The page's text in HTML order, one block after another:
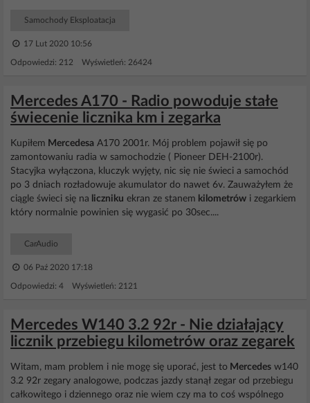
Samochody Eksploatacja
17 Lut 2020 10:56
Odpowiedzi: 212 Wyświetleń: 26424
Mercedes A170 - Radio powoduje stałe
świecenie licznika km i zegarka
Kupiłem Mercedesa A170 2001r. Mój problem pojawił się po
zamontowaniu radia w samochodzie ( Pioneer DEH-2100r).
Stacyjka wyłączona, kluczyk wyjęty, nic się nie świeci a samochód
po 3 dniach rozładowuje akumulator do nawet 6v. Zauważyłem że
ciągle świeci się na liczniku ekran ze stanem kilometrów i zegarkiem
który normalnie powinien się wygasić po 30sec....
CarAudio
06 Paź 2020 17:18
Odpowiedzi: 4 Wyświetleń: 2121
Mercedes W140 3.2 92r - Nie działający
licznik przebiegu kilometrów oraz zegarek
Witam, mam problem i nie mogę się uporać, jest to Mercedes w140
3.2 92r zegary analogowe, podczas jazdy stanął zegar od przebiegu
całkowitego i dziennego oraz nie wiem czy ma to coś wspólnego